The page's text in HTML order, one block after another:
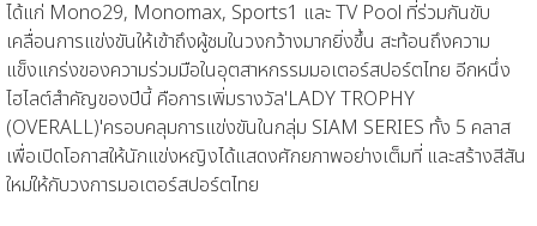
ได้แก่ Mono29, Monomax, Sports1 และ TV Pool ที่ร่วมกันขับ
เคลื่อนการแข่งขันให้เข้าถึงผู้ชมในวงกว้างมากยิ่งขึ้น สะท้อนถึงความ
แข็งแกร่งของความร่วมมือในอุตสาหกรรมมอเตอร์สปอร์ตไทย อีกหนึ่ง
ไฮไลต์สำคัญของปีนี้ คือการเพิ่มรางวัล'LADY TROPHY
(OVERALL)'ครอบคลุมการแข่งขันในกลุ่ม SIAM SERIES ทั้ง 5 คลาส
เพื่อเปิดโอกาสให้นักแข่งหญิงได้แสดงศักยภาพอย่างเต็มที่ และสร้างสีสัน
ใหม่ให้กับวงการมอเตอร์สปอร์ตไทย